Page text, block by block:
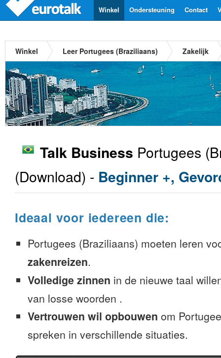
Contact
Ondersteuning
Winkel
Winkel Leer Portugees (Braziliaans) Zakelijk
Talk Business Portugees
(Download) - Beginner +,
Ideaal voor iedereen die:
Portugees (Braziliaans) moeten leren
zakenreizen.
Volledige zinnen in de nieuwe taal
van losse woorden .
Vertrouwen wil opbouwen om
spreken in verschillende situaties.